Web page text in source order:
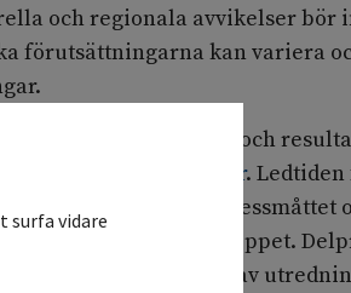
och regionala avvikelser bör
förutsättningarna kan variera
(process- och
och målnivåer.
det väsentligaste processmåttet
vårdförloppet.
såsom tiden från start av
surfa vidare